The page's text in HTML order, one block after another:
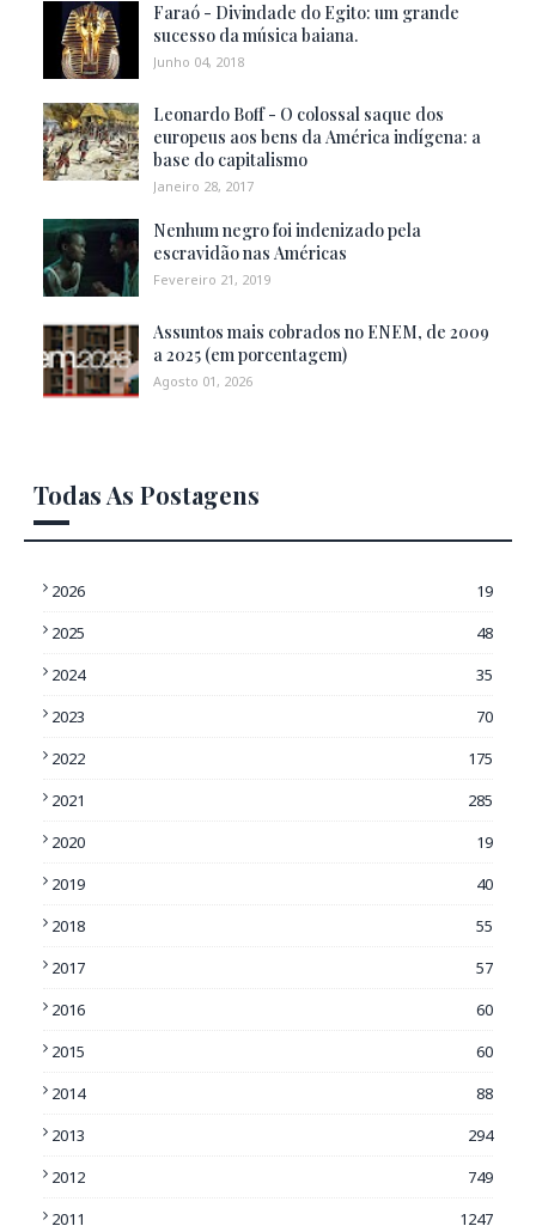
Faraó - Divindade do Egito: um grande
sucesso da música baiana.
Junho 04, 2018
Leonardo Boff - O colossal saque dos
europeus aos bens da América indígena: a
base do capitalismo
Janeiro 28, 2017
Nenhum negro foi indenizado pela
escravidão nas Américas
Fevereiro 21, 2019
Assuntos mais cobrados no ENEM, de 2009
a 2025 (em porcentagem)
Agosto 01, 2026
Todas As Postagens
2026
19
2025
48
2024
35
2023
70
2022
175
2021
285
2020
19
2019
40
2018
55
2017
57
2016
60
2015
60
2014
88
2013
294
2012
749
2011
1247